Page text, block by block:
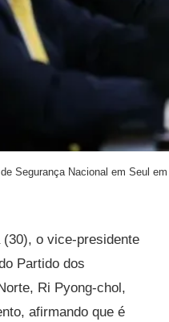
Segurança Nacional em Seul
o vice-presidente
Partido dos
Ri Pyong-chol,
afirmando que é